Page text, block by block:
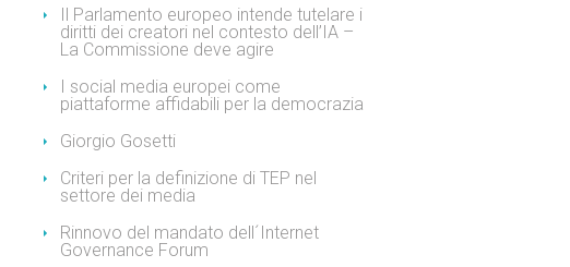
Il Parlamento europeo intende tutelare i
diritti dei creatori nel contesto dell’IA –
La Commissione deve agire
I social media europei come
piattaforme affidabili per la democrazia
Giorgio Gosetti
Criteri per la definizione di TEP nel
settore dei media
Rinnovo del mandato dell´Internet
Governance Forum